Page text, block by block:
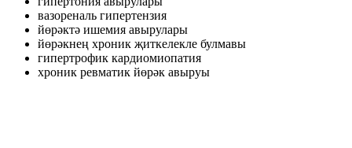
вазореналь гипертензия
йөрәктә ишемия авырулары
йөрәкнең хроник җиткелекле булмавы
гипертрофик кардиомиопатия
хроник ревматик йөрәк авыруы